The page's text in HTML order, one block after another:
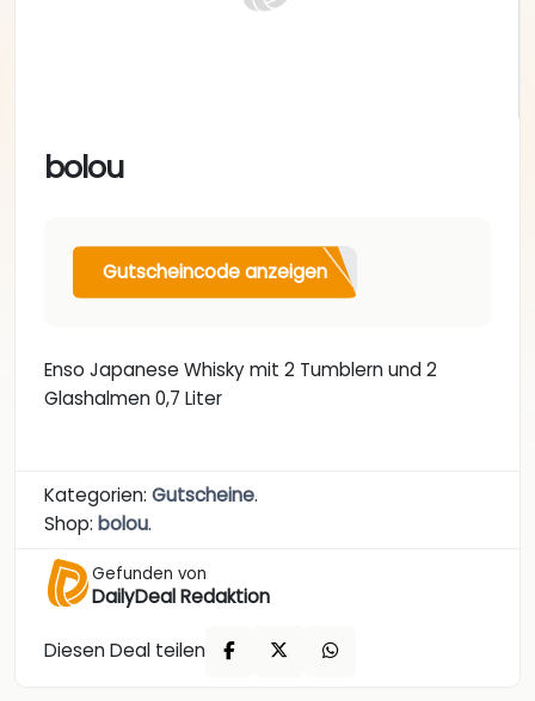
bolou
Gutscheincode anzeigen
Enso Japanese Whisky mit 2 Tumblern und 2
Glashalmen 0,7 Liter
Kategorien: Gutscheine.
Shop: bolou.
Gefunden von
DailyDeal Redaktion
Diesen Deal teilen